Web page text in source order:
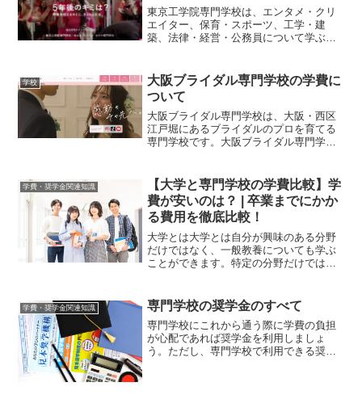
東京工学院専門学校は、エンタメ・クリ
エイター、保育・スポーツ、工学・建
築、法律・経営・公務員について学ぶ事
スの紹介、利用可能な奨学金情報などを
交えてご紹介します。東京工...
学校
大阪ブライダル専門学校の学費に
ついて
大阪ブライダル専門学校は、大阪・西区
江戸堀にあるブライダルのプロを育てる
専門学校です。大阪ブライダル専門学校
てご紹介します。大阪ブライダル専門学
校の概要大阪ブライダル専...
学費・奨学金関連知識
【大学と専門学校の学費比較】学
費が安いのは？ | 卒業までにかか
る費用を徹底比較！
大学とは大学とは自分が興味のある分野
だけではなく、一般教養についても学ぶ
ことができます。特定の分野だけではな
大学は一つの分野に決まっていないの
で、とりあえず勉強をしなが...
学費・奨学金関連知識 専門学校の奨学金のすべて
専門学校にこれから通う際に学費の負担
が心配であれば奨学金を利用しましょ
う。ただし、専門学校で利用できる奨学